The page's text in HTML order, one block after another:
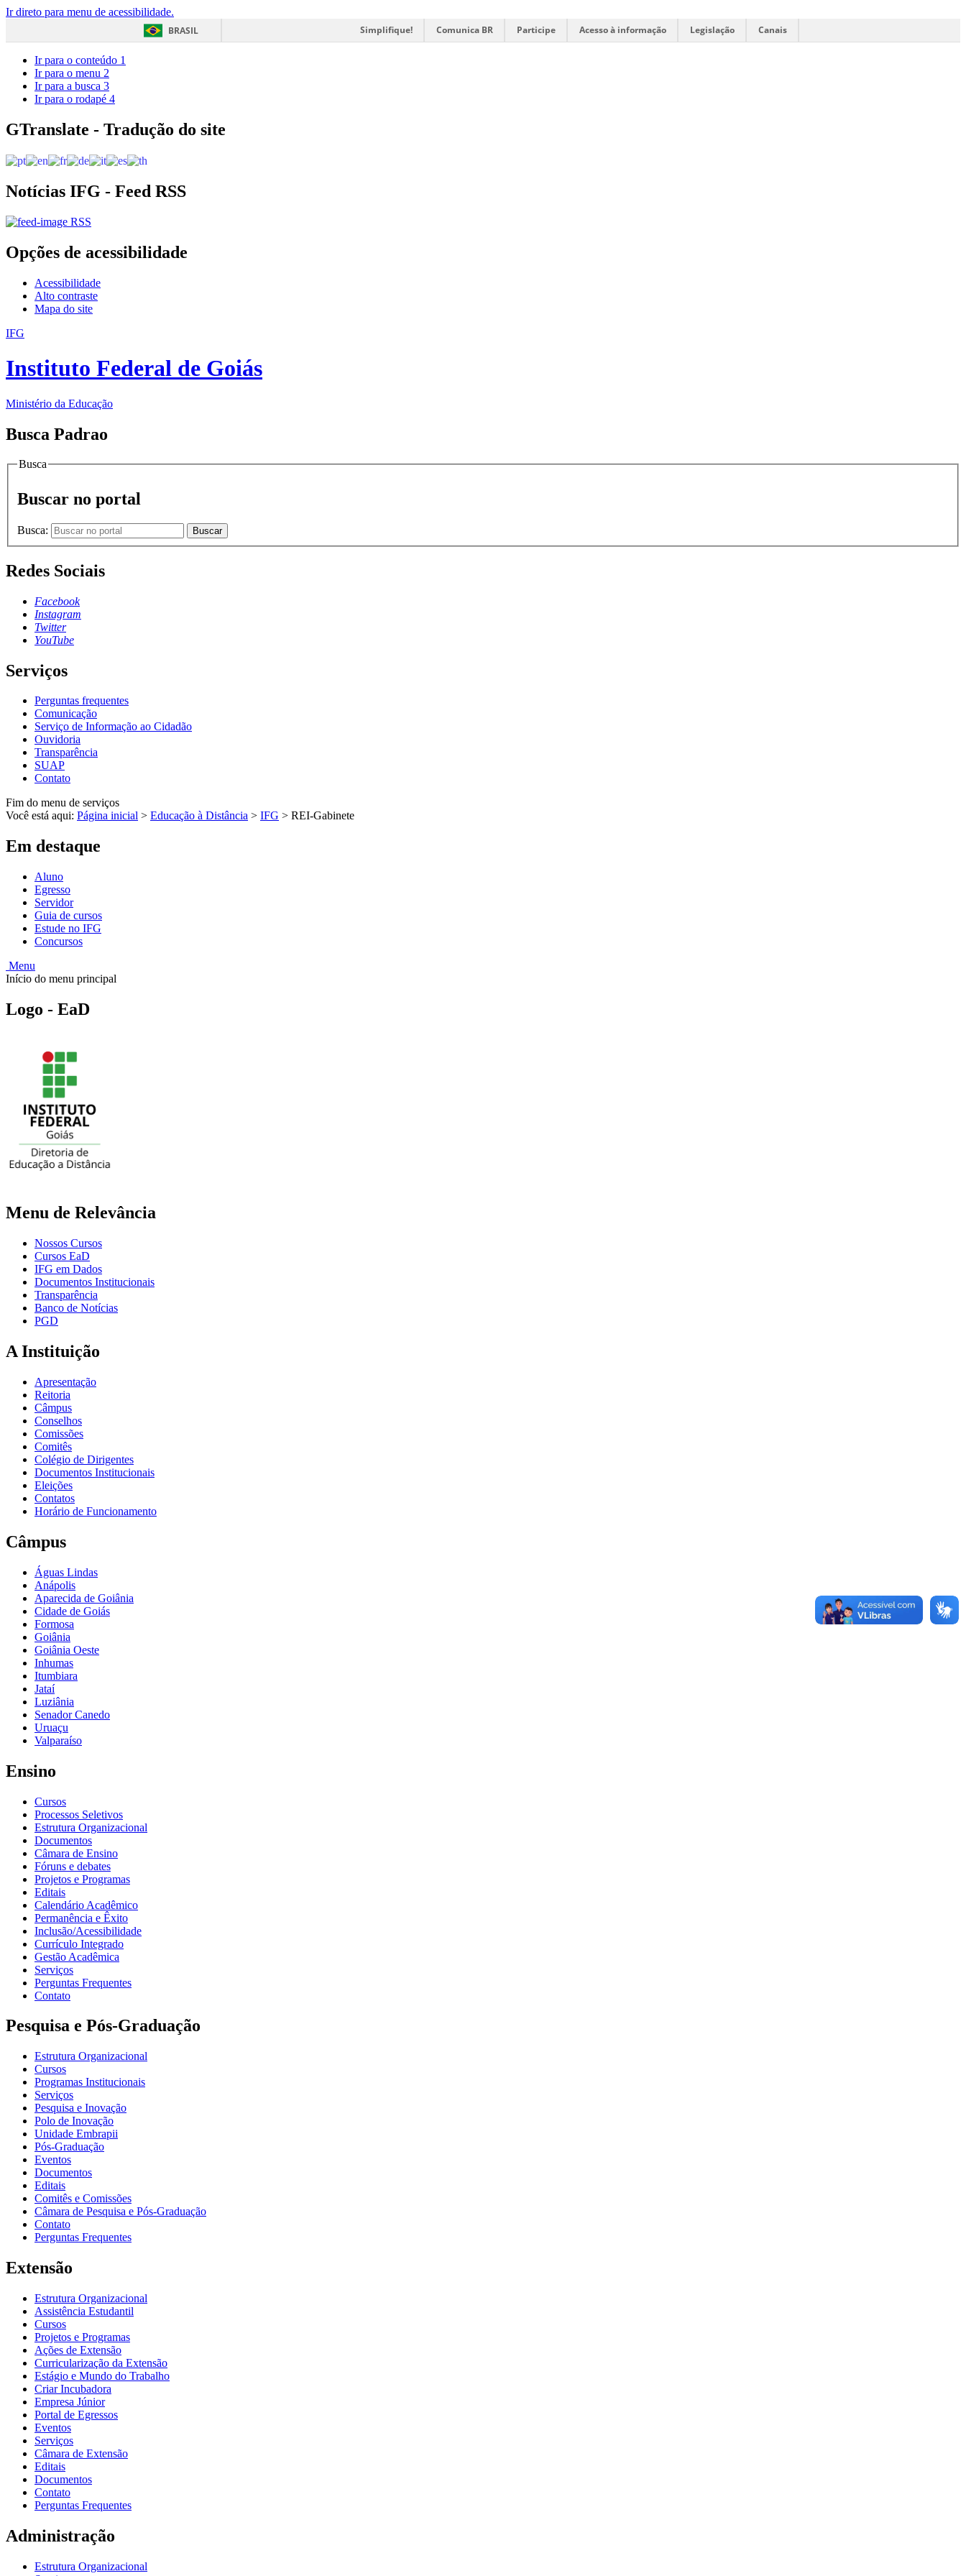
Ir direto para menu de acessibilidade.
BRASIL
Simplifique! Comunica BR Participe Acesso à informação Legislação Canais
Ir para o conteúdo 1
Ir para o menu 2
Ir para a busca 3
Ir para o rodapé 4
GTranslate - Tradução do site
Notícias IFG - Feed RSS
RSS
Opções de acessibilidade
Acessibilidade
Alto contraste
Mapa do site
IFG
Instituto Federal de Goiás
Ministério da Educação
Busca Padrao
Busca
Buscar no portal
Busca: Buscar
Redes Sociais
Facebook
Instagram
Twitter
YouTube
Serviços
Perguntas frequentes
Comunicação
Serviço de Informação ao Cidadão
Ouvidoria
Transparência
SUAP
Contato
Fim do menu de serviços
Você está aqui: Página inicial > Educação à Distância > IFG > REI-Gabinete
Em destaque
Aluno
Egresso
Servidor
Guia de cursos
Estude no IFG
Concursos
Menu
Início do menu principal
Logo - EaD
Menu de Relevância
Nossos Cursos
Cursos EaD
IFG em Dados
Documentos Institucionais
Transparência
Banco de Notícias
PGD
A Instituição
Apresentação
Reitoria
Câmpus
Conselhos
Comissões
Comitês
Colégio de Dirigentes
Documentos Institucionais
Eleições
Contatos
Horário de Funcionamento
Câmpus
Águas Lindas
Anápolis
Aparecida de Goiânia
Cidade de Goiás
Formosa
Goiânia
Goiânia Oeste
Inhumas
Itumbiara
Jataí
Luziânia
Senador Canedo
Uruaçu
Valparaíso
Ensino
Cursos
Processos Seletivos
Estrutura Organizacional
Documentos
Câmara de Ensino
Fóruns e debates
Projetos e Programas
Editais
Calendário Acadêmico
Permanência e Êxito
Inclusão/Acessibilidade
Currículo Integrado
Gestão Acadêmica
Serviços
Perguntas Frequentes
Contato
Pesquisa e Pós-Graduação
Estrutura Organizacional
Cursos
Programas Institucionais
Serviços
Pesquisa e Inovação
Polo de Inovação
Unidade Embrapii
Pós-Graduação
Eventos
Documentos
Editais
Comitês e Comissões
Câmara de Pesquisa e Pós-Graduação
Contato
Perguntas Frequentes
Extensão
Estrutura Organizacional
Assistência Estudantil
Cursos
Projetos e Programas
Ações de Extensão
Curricularização da Extensão
Estágio e Mundo do Trabalho
Criar Incubadora
Empresa Júnior
Portal de Egressos
Eventos
Serviços
Câmara de Extensão
Editais
Documentos
Contato
Perguntas Frequentes
Administração
Estrutura Organizacional